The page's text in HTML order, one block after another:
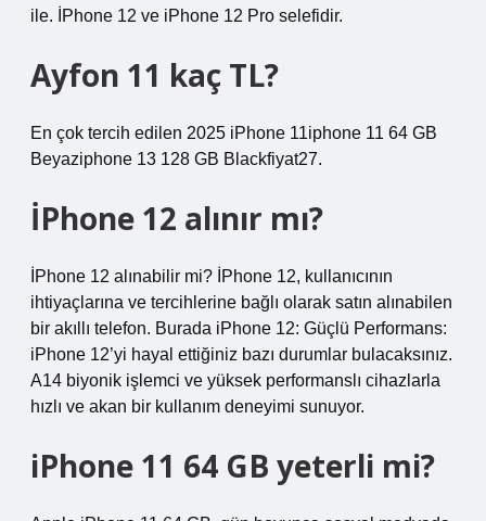
ile. İPhone 12 ve iPhone 12 Pro selefidir.
Ayfon 11 kaç TL?
En çok tercih edilen 2025 iPhone 11iphone 11 64 GB
Beyaziphone 13 128 GB Blackfiyat27.
İPhone 12 alınır mı?
İPhone 12 alınabilir mi? İPhone 12, kullanıcının
ihtiyaçlarına ve tercihlerine bağlı olarak satın alınabilen
bir akıllı telefon. Burada iPhone 12: Güçlü Performans:
iPhone 12’yi hayal ettiğiniz bazı durumlar bulacaksınız.
A14 biyonik işlemci ve yüksek performanslı cihazlarla
hızlı ve akan bir kullanım deneyimi sunuyor.
iPhone 11 64 GB yeterli mi?